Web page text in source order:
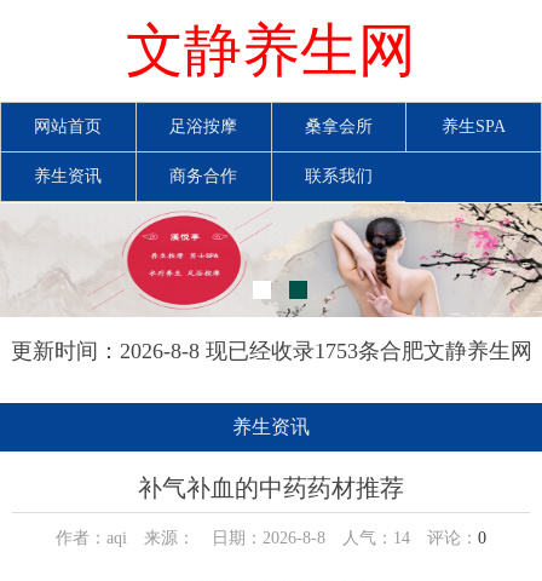
文静养生网
网站首页 足浴按摩 桑拿会所 养生SPA
养生资讯 商务合作 联系我们
更新时间：2026-8-8 现已经收录1753条合肥文静养生网
养生资讯
补气补血的中药药材推荐
作者：aqi 来源： 日期：2026-8-8 人气： 14 评论： 0